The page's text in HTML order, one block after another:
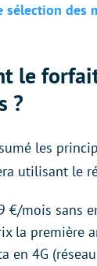
sélection des
le
?
les
utilisant le
€/mois sans
la première
en 4G